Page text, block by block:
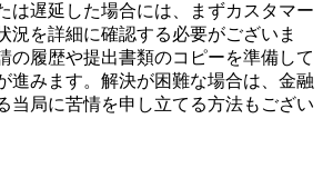
は遅延した場合には、まずカスタマー
況を詳細に確認する必要がございま
の履歴や提出書類のコピーを準備して
進みます。解決が困難な場合は、金融
当局に苦情を申し立てる方法もござい